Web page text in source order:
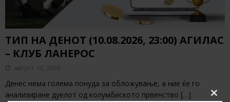
ТИП НА ДЕНОТ (10.08.2026, 23:00) АГИЛАС
– КЛУБ ЛАНЕРОС
август 10, 2026
Денес нема голема понуда за обложување, а ние ќе го
анализиране дуелот од колумбиското првенство […]